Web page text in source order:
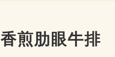
香煎肋眼牛排